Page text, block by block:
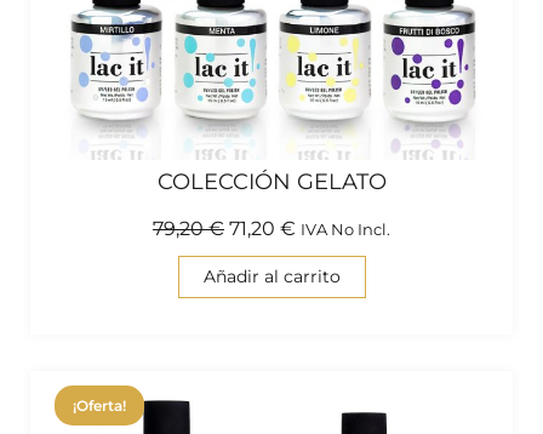
COLECCIÓN GELATO
79,20€ 71,20 € IVA No Incl.
Añadir al carrito
¡Oferta!